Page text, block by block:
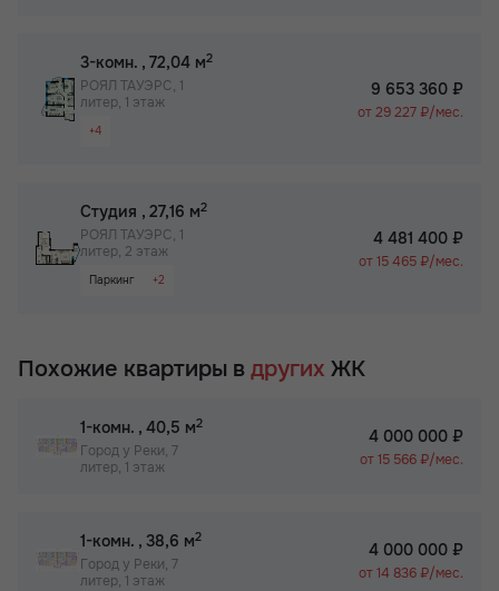
Вид на Дон
Бизнес-класс
3-комн. , 72,04 м2
РОЯЛ ТАУЭРС, 1
литер, 1 этаж
+4
Бизнес-класс
9 653 360 ₽
от 29 227 ₽/мес.
Студия , 27,16 м2
РОЯЛ ТАУЭРС, 1
литер, 2 этаж
+2
Паркинг
4 481 400 ₽
от 15 465 ₽/мес.
Похожие квартиры в других ЖК
1-комн. , 40,5 м2
Город у Реки, 7
литер, 1 этаж
4 000 000 ₽
от 15 566 ₽/мес.
1-комн. , 38,6 м2
Город у Реки, 7
литер, 1 этаж
4 000 000 ₽
от 14 836 ₽/мес.